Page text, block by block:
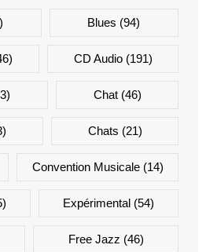
Blues (94)
CD Audio(191)
Chat(46)
Chats (21)
Convention Musicale(14)
Expérimental (54)
Free Jazz (46)